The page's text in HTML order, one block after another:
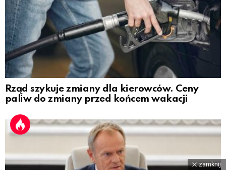
Rząd szykuje zmiany dla kierowców. Ceny
paliw do zmiany przed końcem wakacji
zamknij